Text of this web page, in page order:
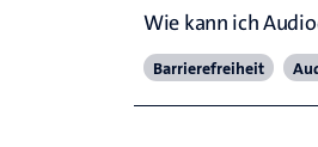
Wie kann ich
Barrierefreiheit